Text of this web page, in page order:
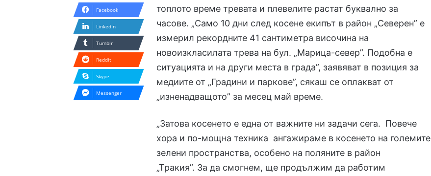
топлото време тревата и плевелите растат буквално за
часове. „Само 10 дни след косене екипът в район „Северен” е
измерил рекордните 41 сантиметра височина на
новоизкласилата трева на бул. „Марица-север”. Подобна е
ситуацията и на други места в града”, заявяват в позиция за
медиите от „Градини и паркове”, сякаш се оплакват от
„изненадващото” за месец май време.
„Затова косенето е една от важните ни задачи сега. Повече
хора и по-мощна техника ангажираме в косенето на големите
зелени пространства, особено на поляните в район
„Тракия”. За да смогнем, ще продължим да работим
Facebook
LinkedIn
Tumblr
Reddit
Skype
Messenger